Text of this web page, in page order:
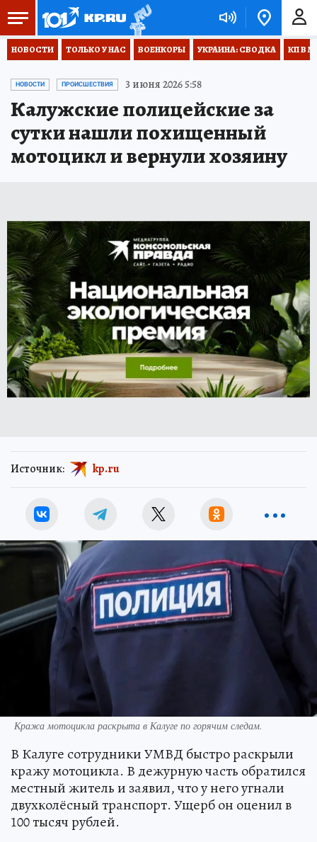
НОВОСТИ ТОЛЬКО У НАС ВОЕНКОРЫ УКРАИНА: СВОДКА КП В
НОВОСТИ ПРОИСШЕСТВИЯ 3 июня 2026 5:58
Калужские полицейские за
сутки нашли похищенный
мотоцикл и вернули хозяину
Источник: kp.ru
Кража мотоцикла раскрыта в Калуге по горячим следам.
В Калуге сотрудники УМВД быстро раскрыли
кражу мотоцикла. В дежурную часть обратился
местный житель и заявил, что у него угнали
двухколёсный транспорт. Ущерб он оценил в
100 тысяч рублей.